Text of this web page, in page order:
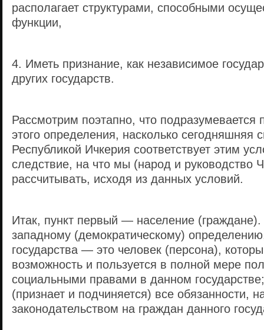
располагает структурами, способными
функции,
4. Иметь признание, как независимое
других государств.
Рассмотрим поэтапно, что
этого определения, насколько сегодняшняя
Республикой Ичкерия соответствует этим
следствие, на что мы (народ и руководство
рассчитывать, исходя из данных условий.
Итак, пункт первый — население (граждане).
западному (демократическому)
государства — это человек (персона),
возможность и пользуется в полной мере
социальными правами в данном
(признает и подчиняется) все обязанности,
законодательством на граждан данного